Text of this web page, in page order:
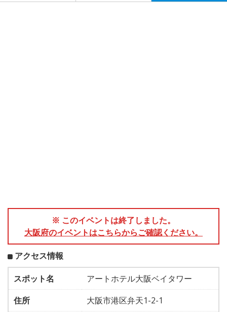
※ このイベントは終了しました。
大阪府のイベントはこちらからご確認ください。
アクセス情報
スポット名
アートホテル大阪ベイタワー
住所
大阪市港区弁天1-2-1